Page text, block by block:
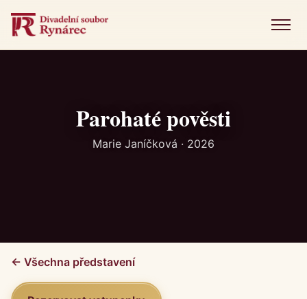
Kniha návštěv
Parohaté pověsti
Marie Janíčková · 2026
← Všechna představení